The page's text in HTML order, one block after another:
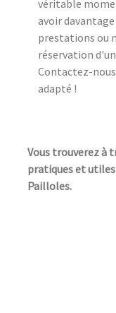
véritable
avoir
prestations ou
réservation
Contactez-
adapté !
Vous trouverez à
pratiques et
Pailloles.